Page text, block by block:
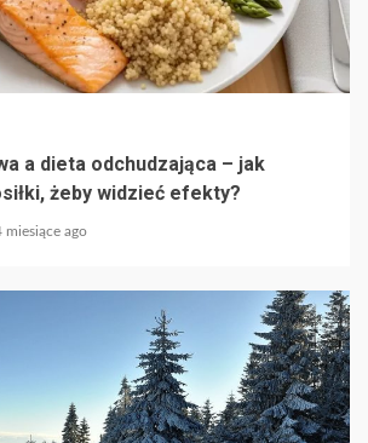
a dieta odchudzająca – jak
żeby widzieć efekty?
miesiące ago